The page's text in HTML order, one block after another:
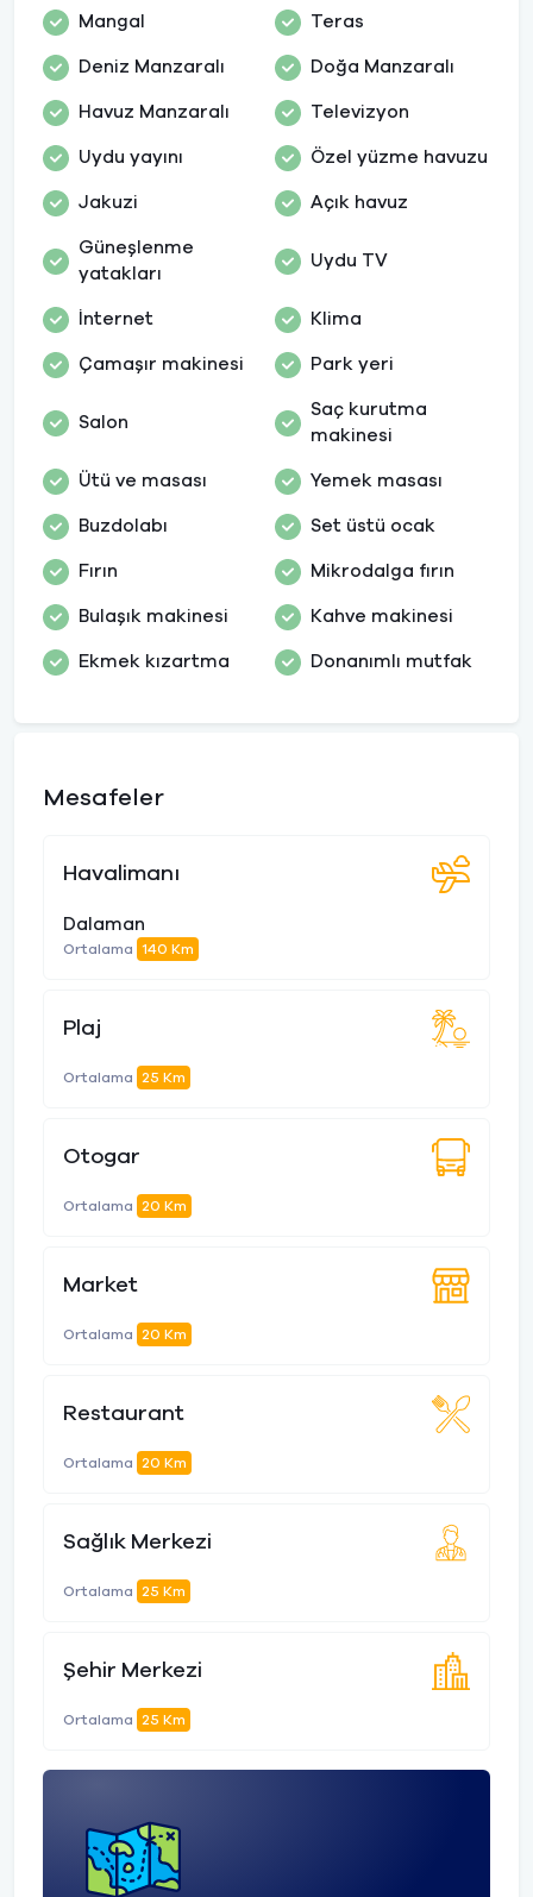
Mangal Teras
Deniz Manzaralı Doğa Manzaralı
Havuz Manzaralı Televizyon
Uydu yayını Özel yüzme havuzu
Jakuzi Açık havuz
Güneşlenme
yatakları
Uydu TV
İnternet Klima
Çamaşır makinesi Park yeri
Salon
Saç kurutma
makinesi
Ütü ve masası Yemek masası
Buzdolabı Set üstü ocak
Fırın Mikrodalga fırın
Bulaşık makinesi Kahve makinesi
Ekmek kızartma Donanımlı mutfak
Mesafeler
Havalimanı
Dalaman
Ortalama 140 Km
Plaj
Ortalama 25 Km
Otogar
Ortalama 20 Km
Market
Ortalama 20 Km
Restaurant
Ortalama 20 Km
Sağlık Merkezi
Ortalama 25 Km
Şehir Merkezi
Ortalama 25 Km